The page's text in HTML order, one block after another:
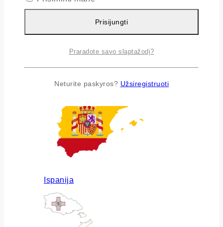
Ispanija
Prisijungti
Praradote savo slaptažodį?
Neturite paskyros? Užsiregistruoti